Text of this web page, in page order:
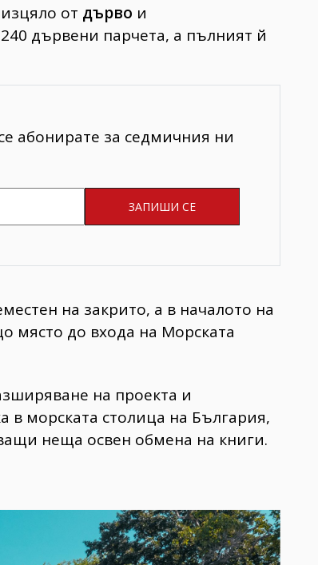
от дърво и
дървени парчета, а пълният й
абонирате за седмичния ни
на закрито, а в началото на
място до входа на Морската
на проекта и
в морската столица на България,
неща освен обмена на книги.